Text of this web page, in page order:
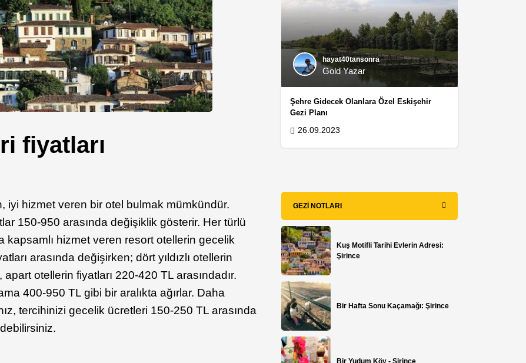
fiyatları
iyi hizmet veren bir otel bulmak mümkündür.
150-950 arasında değişiklik gösterir. Her türlü
kapsamlı hizmet veren resort otellerin gecelik
arasında değişirken; dört yıldızlı otellerin
otellerin fiyatları 220-420 TL arasındadır.
400-950 TL gibi bir aralıkta ağırlar. Daha
tercihinizi gecelik ücretleri 150-250 TL arasında
hayat40tansonra
Gold Yazar
Şehre Gidecek Olanlara Özel Eskişehir
Gezi Planı
26.09.2023
GEZI NOTLARI
Kuş Motifli Tarihi Evlerin Adresi:
Şirince
Bir Hafta Sonu Kaçamağı: Şirince